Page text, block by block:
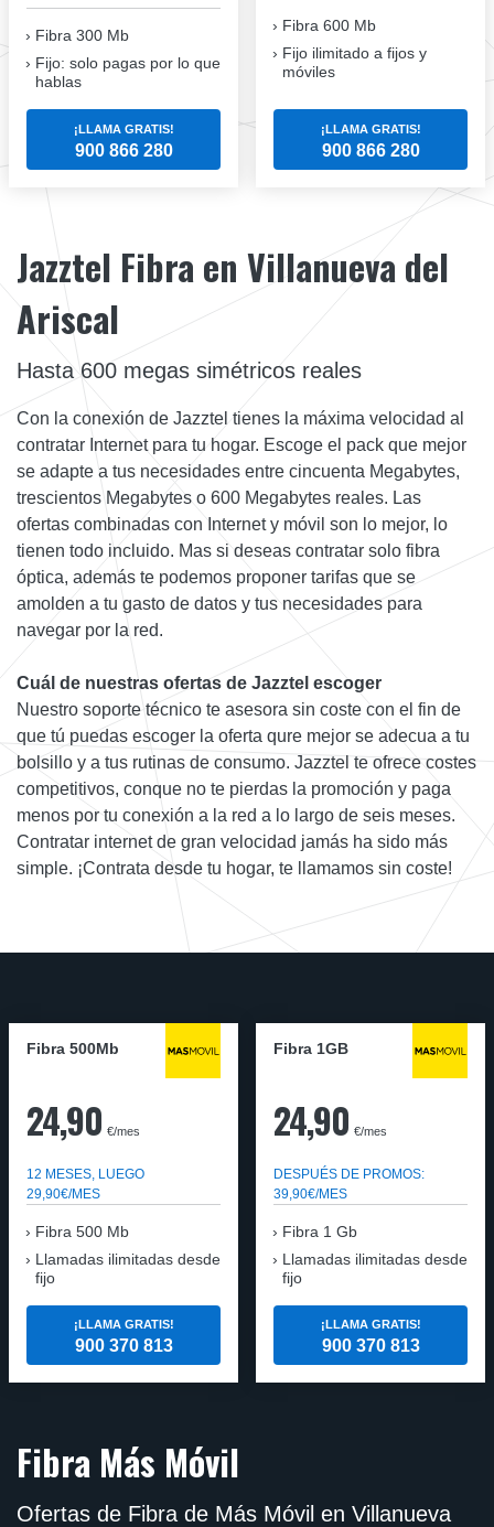
Fibra 300 Mb
Fijo: solo pagas por lo que
hablas
¡LLAMA GRATIS!
900 866 280
Fibra 600 Mb
Fijo ilimitado a fijos y
móviles
¡LLAMA GRATIS!
900 866 280
Jazztel Fibra en Villanueva del
Ariscal
Hasta 600 megas simétricos reales
Con la conexión de Jazztel tienes la máxima velocidad al
contratar Internet para tu hogar. Escoge el pack que mejor
se adapte a tus necesidades entre cincuenta Megabytes,
trescientos Megabytes o 600 Megabytes reales. Las
ofertas combinadas con Internet y móvil son lo mejor, lo
tienen todo incluido. Mas si deseas contratar solo fibra
óptica, además te podemos proponer tarifas que se
amolden a tu gasto de datos y tus necesidades para
navegar por la red.
Cuál de nuestras ofertas de Jazztel escoger
Nuestro soporte técnico te asesora sin coste con el fin de
que tú puedas escoger la oferta qure mejor se adecua a tu
bolsillo y a tus rutinas de consumo. Jazztel te ofrece costes
competitivos, conque no te pierdas la promoción y paga
menos por tu conexión a la red a lo largo de seis meses.
Contratar internet de gran velocidad jamás ha sido más
simple. ¡Contrata desde tu hogar, te llamamos sin coste!
Fibra 500Mb
24,90 €/mes
12 MESES, LUEGO
29,90€/MES
Fibra 500 Mb
Llamadas ilimitadas desde
fijo
¡LLAMA GRATIS!
900 370 813
Fibra 1GB
24,90 €/mes
DESPUÉS DE PROMOS:
39,90€/MES
Fibra 1 Gb
Llamadas ilimitadas desde
fijo
¡LLAMA GRATIS!
900 370 813
Fibra Más Móvil
Ofertas de Fibra de Más Móvil en Villanueva